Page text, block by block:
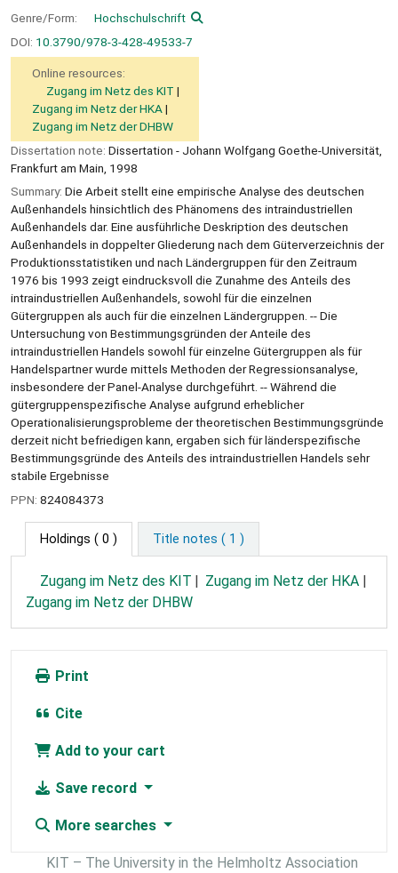
Genre/Form:
Hochschulschrift
DOI: 10.3790/978-3-428-49533-7
Online resources:
Zugang im Netz des KIT
Zugang im Netz der HKA
Zugang im Netz der DHBW
Dissertation note: Dissertation - Johann Wolfgang Goethe-Universität,
Frankfurt am Main, 1998
Summary: Die Arbeit stellt eine empirische Analyse des deutschen
Außenhandels hinsichtlich des Phänomens des intraindustriellen
Außenhandels dar. Eine ausführliche Deskription des deutschen
Außenhandels in doppelter Gliederung nach dem Güterverzeichnis der
Produktionsstatistiken und nach Ländergruppen für den Zeitraum
1976 bis 1993 zeigt eindrucksvoll die Zunahme des Anteils des
intraindustriellen Außenhandels, sowohl für die einzelnen
Gütergruppen als auch für die einzelnen Ländergruppen. -- Die
Untersuchung von Bestimmungsgründen der Anteile des
intraindustriellen Handels sowohl für einzelne Gütergruppen als für
Handelspartner wurde mittels Methoden der Regressionsanalyse,
insbesondere der Panel-Analyse durchgeführt. -- Während die
gütergruppenspezifische Analyse aufgrund erheblicher
Operationalisierungsprobleme der theoretischen Bestimmungsgründe
derzeit nicht befriedigen kann, ergaben sich für länderspezifische
Bestimmungsgründe des Anteils des intraindustriellen Handels sehr
stabile Ergebnisse
PPN: 824084373
Holdings ( 0 ) Title notes ( 1 )
Zugang im Netz des KIT
Zugang im Netz der HKA
Zugang im Netz der DHBW
Print
Cite
Add to your cart
Save record
More searches
KIT – The University in the Helmholtz Association